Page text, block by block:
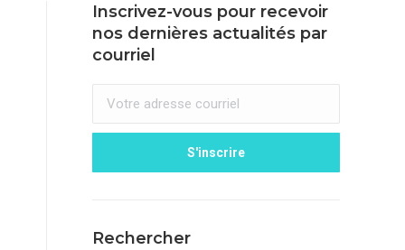
Inscrivez-vous pour recevoir
nos dernières actualités par
courriel
Rechercher